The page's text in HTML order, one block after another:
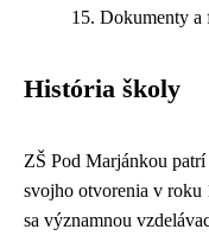
Dokumenty a
História školy
ZŠ Pod Marjánkou
svojho otvorenia v roku
sa významnou